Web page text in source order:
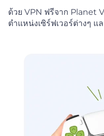
ด้วย VPN ฟรีจาก Planet
ตำแหน่งเซิร์ฟเวอร์ต่างๆ